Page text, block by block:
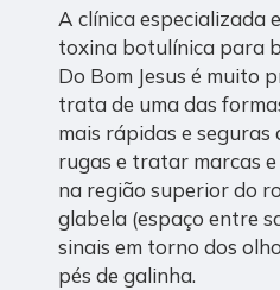
A clínica especializada
toxina botulínica para
Do Bom Jesus é muito
trata de uma das
mais rápidas e seguras
rugas e tratar marcas
na região superior do
glabela (espaço entre
sinais em torno dos
pés de galinha.